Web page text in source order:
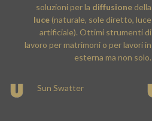
soluzioni per la diffusione della
luce (naturale, sole diretto, luce
artificiale). Ottimi strumenti di
lavoro per matrimoni o per lavori in
esterna ma non solo.
Sun Swatter